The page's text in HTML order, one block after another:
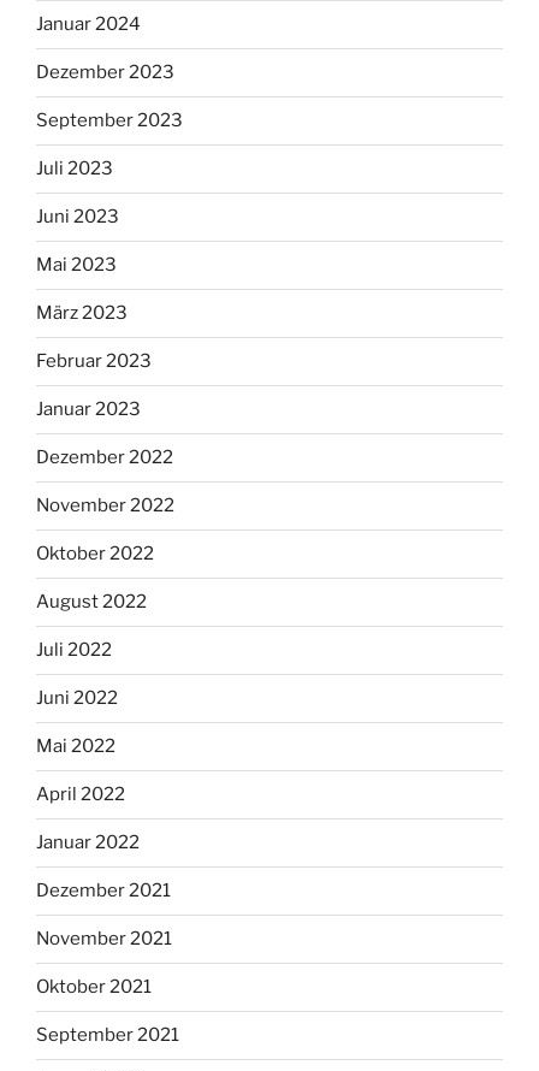
Januar 2024
Dezember 2023
September 2023
Juli 2023
Juni 2023
Mai 2023
März 2023
Februar 2023
Januar 2023
Dezember 2022
November 2022
Oktober 2022
August 2022
Juli 2022
Juni 2022
Mai 2022
April 2022
Januar 2022
Dezember 2021
November 2021
Oktober 2021
September 2021